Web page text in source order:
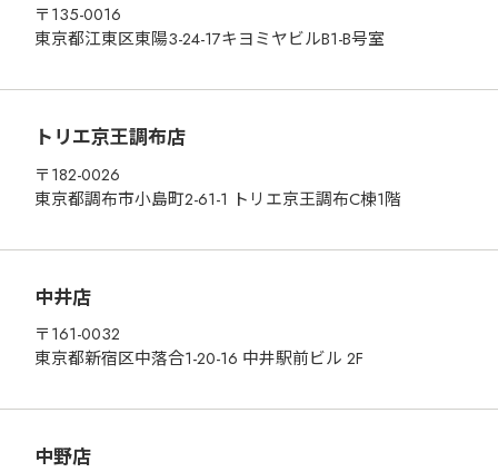
〒135-0016
東京都江東区東陽3-24-17キヨミヤビルB1-B号室
トリエ京王調布店
〒182-0026
東京都調布市小島町2-61-1 トリエ京王調布C棟1階
中井店
〒161-0032
東京都新宿区中落合1-20-16 中井駅前ビル 2F
中野店